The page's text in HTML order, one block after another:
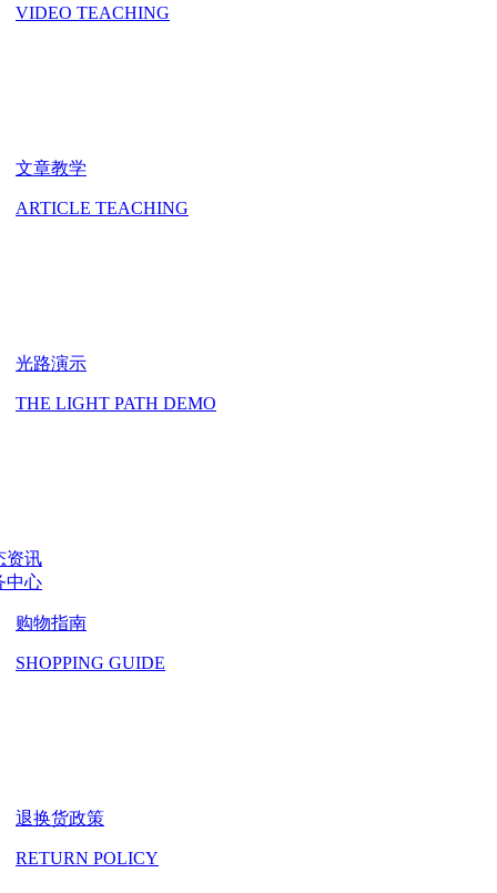
VIDEO TEACHING
文章教学
ARTICLE TEACHING
光路演示
THE LIGHT PATH DEMO
资讯
中心
购物指南
SHOPPING GUIDE
退换货政策
RETURN POLICY